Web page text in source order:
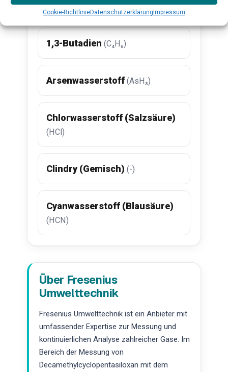
Cookie-RichtlinieDatenschutzerklärungImpressum
Verwandte Substanzen
1,3-Butadien (C₄H₆)
Arsenwasserstoff (AsH₃)
Chlorwasserstoff (Salzsäure)
(HCl)
Clindry (Gemisch) (-)
Cyanwasserstoff (Blausäure)
(HCN)
Über Fresenius
Umwelttechnik
Fresenius Umwelttechnik ist ein Anbieter mit
umfassender Expertise zur Messung und
kontinuierlichen Analyse zahlreicher Gase. Im
Bereich der Messung von
Decamethylcyclopentasiloxan mit dem